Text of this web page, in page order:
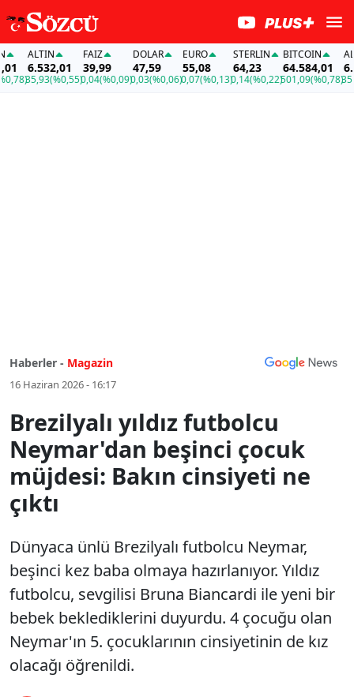
ALTIN
6.532,01
35,93(%0,55)
FAİZ
39,99
0,04(%0,09)
DOLAR
47,59
0,03(%0,06)
EURO
55,08
0,07(%0,13)
STERLIN
64,23
0,14(%0,22)
BITCOIN
64.584,01
501,09(%0,78)35,93
Haberler - Magazin
16 Haziran 2026 - 16:17
Brezilyalı yıldız futbolcu
Neymar'dan beşinci çocuk
müjdesi: Bakın cinsiyeti ne
çıktı
Dünyaca ünlü Brezilyalı futbolcu Neymar,
beşinci kez baba olmaya hazırlanıyor. Yıldız
futbolcu, sevgilisi Bruna Biancardi ile yeni bir
bebek beklediklerini duyurdu. 4 çocuğu olan
Neymar'ın 5. çocuklarının cinsiyetinin de kız
olacağı öğrenildi.